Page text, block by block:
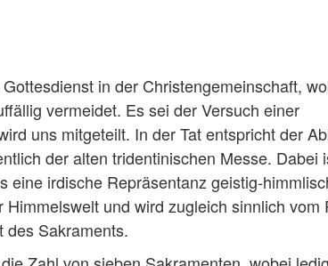
in der Christengemeinschaft,
vermeidet. Es sei der Versuch einer
uns mitgeteilt. In der Tat entspricht der
der alten tridentinischen Messe. Dabei
eine irdische Repräsentanz geistig-
und wird zugleich sinnlich vom
des Sakraments.